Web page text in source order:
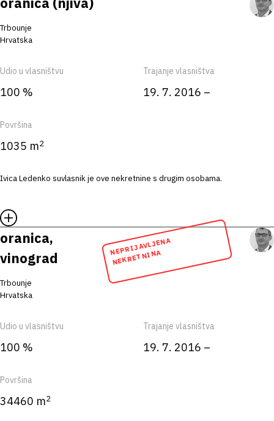
Trbounje
Hrvatska
Udio u vlasništvu
100 %
Trajanje vlasništva
19. 7. 2016 –
Površina
1035 m2
Ivica Ledenko suvlasnik je ove nekretnine s drugim osobama.
oranica,
vinograd
NEPRIJAVLJENA
NEKRETNINA
Trbounje
Hrvatska
Udio u vlasništvu
100 %
Trajanje vlasništva
19. 7. 2016 –
Površina
34460 m2